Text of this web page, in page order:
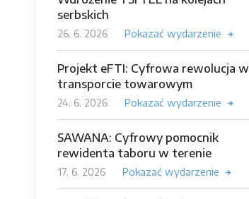
serbskich
26. 6. 2026 Pokazać wydarzenie
Projekt eFTI: Cyfrowa rewolucja w
transporcie towarowym
24. 6. 2026 Pokazać wydarzenie
SAWANA: Cyfrowy pomocnik
rewidenta taboru w terenie
17. 6. 2026 Pokazać wydarzenie